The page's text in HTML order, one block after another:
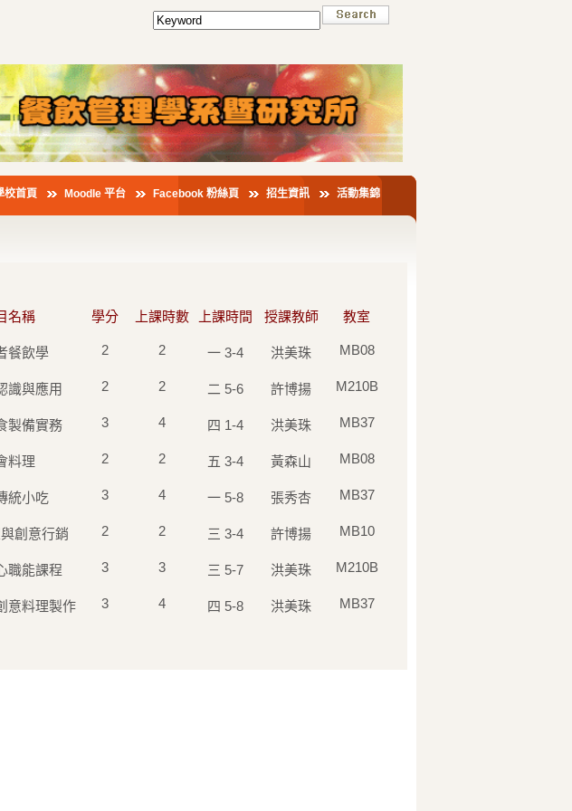
校首頁 Moodle 平台 Facebook 粉絲頁 招生資訊 活動集錦
名稱 學分 上課時數 上課時間 授課教師 教室
餐飲學 2 2 一 3-4 洪美珠 MB08
識與應用 2 2 二 5-6 許博揚 M210B
製備實務 3 4 四 1-4 洪美珠 MB37
料理 2 2 五 3-4 黃森山 MB08
統小吃 3 4 一 5-8 張秀杏 MB37
創意行銷 2 2 三 3-4 許博揚 MB10
職能課程 3 3 三 5-7 洪美珠 M210B
意料理製作 3 4 四 5-8 洪美珠 MB37